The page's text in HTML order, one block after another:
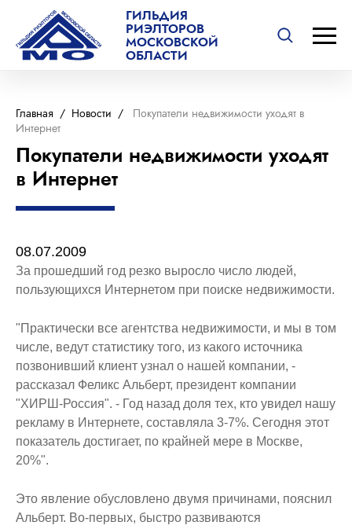
ГИЛЬДИЯ
РИЭЛТОРОВ
МОСКОВСКОЙ
ОБЛАСТИ
Главная / Новости /
Покупатели недвижимости уходят в
Интернет
Покупатели недвижимости уходят
в Интернет
08.07.2009
За прошедший год резко выросло число людей,
пользующихся Интернетом при поиске недвижимости.
"Практически все агентства недвижимости, и мы в том
числе, ведут статистику того, из какого источника
позвонивший клиент узнал о нашей компании, -
рассказал Феликс Альберт, президент компании
"ХИРШ-Россия". - Год назад доля тех, кто увидел нашу
рекламу в Интернете, составляла 3-7%. Сегодня этот
показатель достигает, по крайней мере в Москве,
20%".
Это явление обусловлено двумя причинами, пояснил
Альберт. Во-первых, быстро развиваются